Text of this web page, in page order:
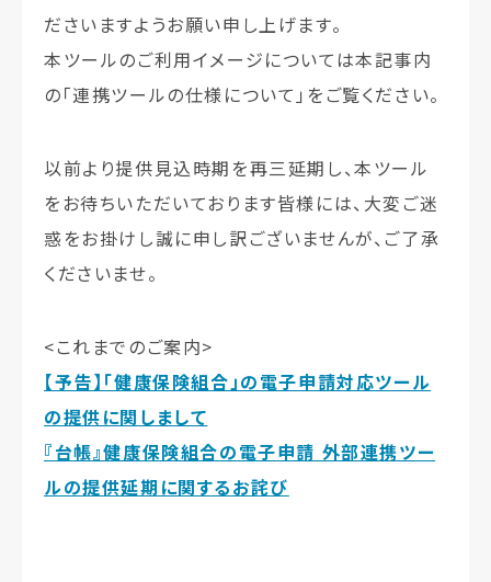
ださいますようお願い申し上げます。
本ツールのご利用イメージについては本記事内
の「連携ツールの仕様について」をご覧ください。
以前より提供見込時期を再三延期し、本ツール
をお待ちいただいております皆様には、大変ご迷
惑をお掛けし誠に申し訳ございませんが、ご了承
くださいませ。
<これまでのご案内>
【予告】「健康保険組合」の電子申請対応ツール
の提供に関しまして
『台帳』健康保険組合の電子申請 外部連携ツー
ルの提供延期に関するお詫び